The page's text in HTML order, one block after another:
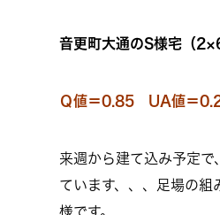
音更町大通のS様宅（
Ｑ値＝0.85 UA値＝
来週から建て込み予定で
ています、、、足場の組
様です。